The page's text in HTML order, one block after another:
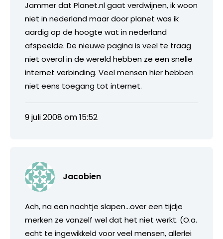
Jammer dat Planet.nl gaat verdwijnen, ik woon
niet in nederland maar door planet was ik
aardig op de hoogte wat in nederland
afspeelde. De nieuwe pagina is veel te traag
niet overal in de wereld hebben ze een snelle
internet verbinding. Veel mensen hier hebben
niet eens toegang tot internet.
9 juli 2008 om 15:52
Jacobien
Ach, na een nachtje slapen…over een tijdje
merken ze vanzelf wel dat het niet werkt. (O.a.
echt te ingewikkeld voor veel mensen, allerlei